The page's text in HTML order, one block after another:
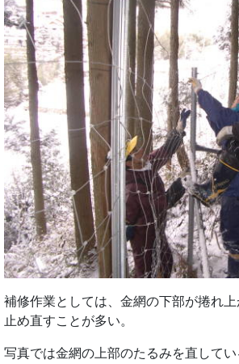
補修作業としては、金網の下部が捲れ
止め直すことが多い。
写真では金網の上部のたるみを直してい